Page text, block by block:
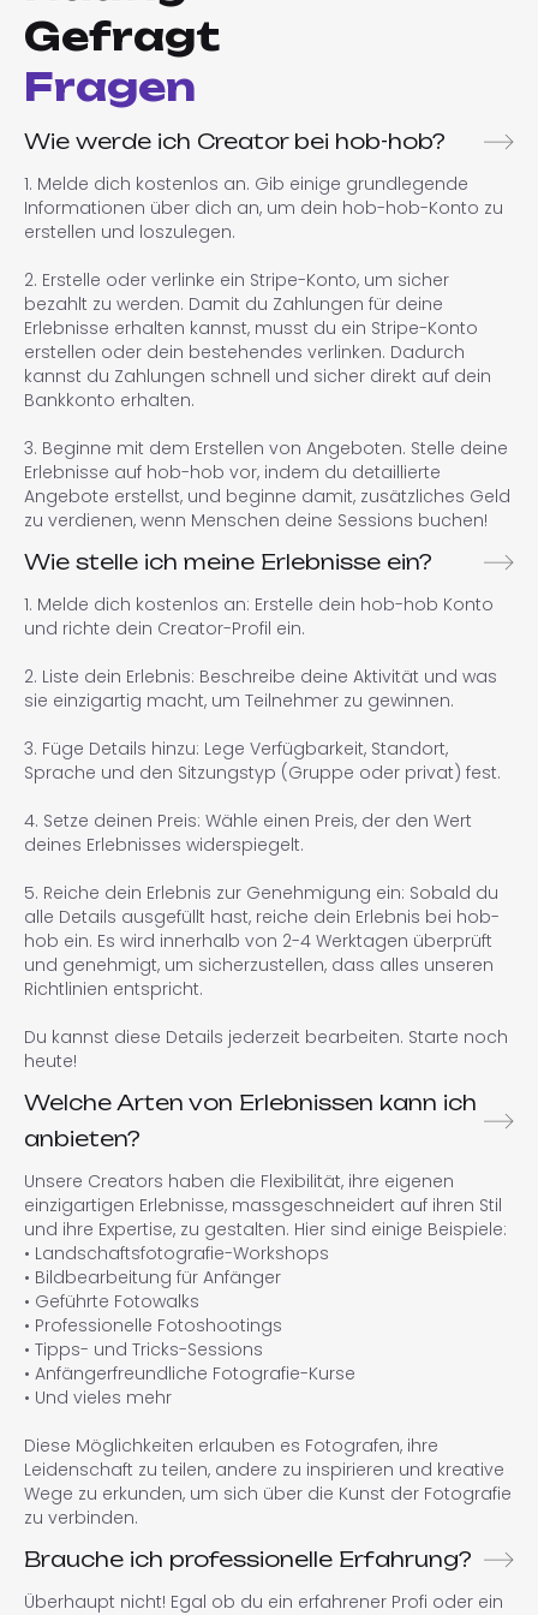
Gefragt
Fragen
Wie werde ich Creator bei hob-hob?
1. Melde dich kostenlos an. Gib einige grundlegende
Informationen über dich an, um dein hob-hob-Konto zu
erstellen und loszulegen.
2. Erstelle oder verlinke ein Stripe-Konto, um sicher
bezahlt zu werden. Damit du Zahlungen für deine
Erlebnisse erhalten kannst, musst du ein Stripe-Konto
erstellen oder dein bestehendes verlinken. Dadurch
kannst du Zahlungen schnell und sicher direkt auf dein
Bankkonto erhalten.
3. Beginne mit dem Erstellen von Angeboten. Stelle deine
Erlebnisse auf hob-hob vor, indem du detaillierte
Angebote erstellst, und beginne damit, zusätzliches Geld
zu verdienen, wenn Menschen deine Sessions buchen!
Wie stelle ich meine Erlebnisse ein?
1. Melde dich kostenlos an: Erstelle dein hob-hob Konto
und richte dein Creator-Profil ein.
2. Liste dein Erlebnis: Beschreibe deine Aktivität und was
sie einzigartig macht, um Teilnehmer zu gewinnen.
3. Füge Details hinzu: Lege Verfügbarkeit, Standort,
Sprache und den Sitzungstyp (Gruppe oder privat) fest.
4. Setze deinen Preis: Wähle einen Preis, der den Wert
deines Erlebnisses widerspiegelt.
5. Reiche dein Erlebnis zur Genehmigung ein: Sobald du
alle Details ausgefüllt hast, reiche dein Erlebnis bei hob-
hob ein. Es wird innerhalb von 2-4 Werktagen überprüft
und genehmigt, um sicherzustellen, dass alles unseren
Richtlinien entspricht.
Du kannst diese Details jederzeit bearbeiten. Starte noch
heute!
Welche Arten von Erlebnissen kann ich
anbieten?
Unsere Creators haben die Flexibilität, ihre eigenen
einzigartigen Erlebnisse, massgeschneidert auf ihren Stil
und ihre Expertise, zu gestalten. Hier sind einige Beispiele:
• Landschaftsfotografie-Workshops
• Bildbearbeitung für Anfänger
• Geführte Fotowalks
• Professionelle Fotoshootings
• Tipps- und Tricks-Sessions
• Anfängerfreundliche Fotografie-Kurse
• Und vieles mehr
Diese Möglichkeiten erlauben es Fotografen, ihre
Leidenschaft zu teilen, andere zu inspirieren und kreative
Wege zu erkunden, um sich über die Kunst der Fotografie
zu verbinden.
Brauche ich professionelle Erfahrung?
Überhaupt nicht! Egal ob du ein erfahrener Profi oder ein